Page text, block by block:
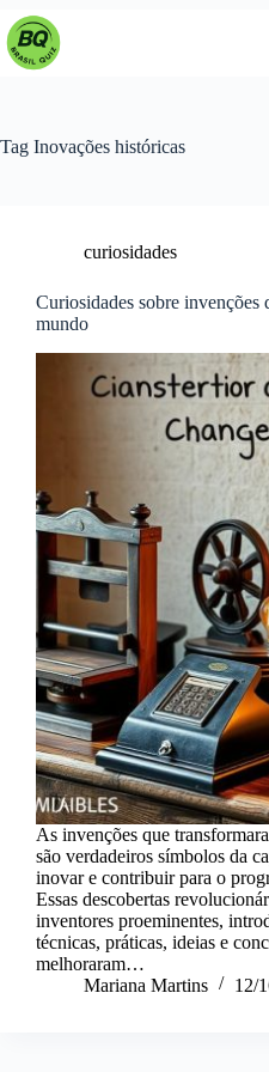
Pular
para
Tag Inovações históricas
curiosidades
Curiosidades sobre invenções
mundo
As invenções que
são verdadeiros símbolos da
inovar e contribuir para o
Essas descobertas
inventores proeminentes,
técnicas, práticas, ideias e
melhoraram…
Mariana Martins
12/